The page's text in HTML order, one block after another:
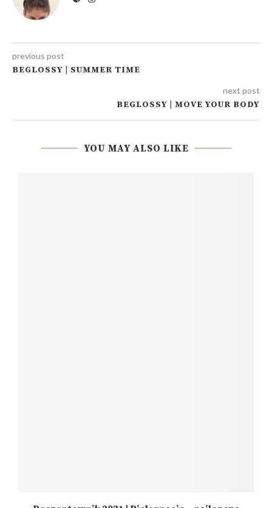
previous post
BEGLOSSY | SUMMER TIME
next post
BEGLOSSY | MOVE YOUR BODY
YOU MAY ALSO LIKE